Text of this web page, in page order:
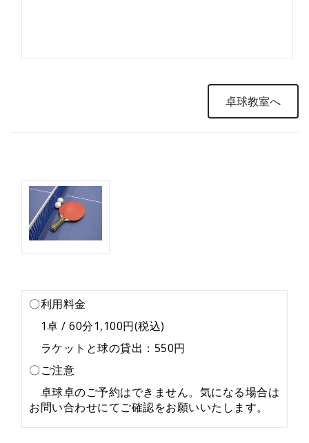
〇利用料金
1卓 / 60分1,100円(税込)
ラケットと球の貸出：550円
〇ご注意
卓球卓のご予約はできません。気になる場合は
お問い合わせにてご確認をお願いいたします。